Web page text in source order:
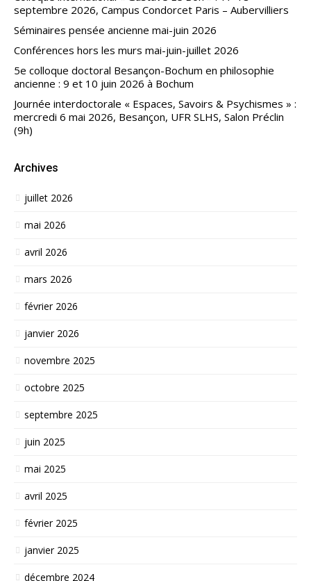
septembre 2026, Campus Condorcet Paris – Aubervilliers
Séminaires pensée ancienne mai-juin 2026
Conférences hors les murs mai-juin-juillet 2026
5e colloque doctoral Besançon-Bochum en philosophie
ancienne : 9 et 10 juin 2026 à Bochum
Journée interdoctorale « Espaces, Savoirs & Psychismes » :
mercredi 6 mai 2026, Besançon, UFR SLHS, Salon Préclin
(9h)
Archives
juillet 2026
mai 2026
avril 2026
mars 2026
février 2026
janvier 2026
novembre 2025
octobre 2025
septembre 2025
juin 2025
mai 2025
avril 2025
février 2025
janvier 2025
décembre 2024